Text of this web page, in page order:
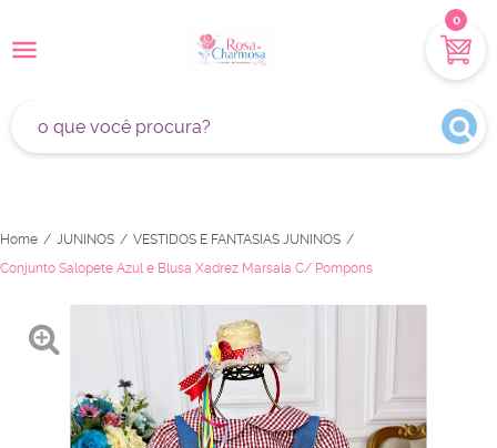
0
Home JUNINOS
VESTIDOS E FANTASIAS JUNINOS
Conjunto Salopete Azul e Blusa Xadrez Marsala C/ Pompons